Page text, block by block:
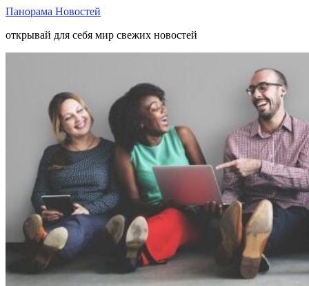
Панорама Новостей
открывай для себя мир свежих новостей